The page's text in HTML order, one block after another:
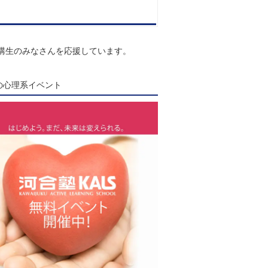
のみなさんを応援しています。
心理系イベント